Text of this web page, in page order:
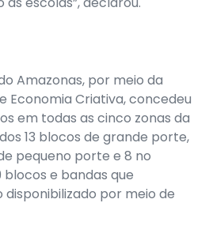
Amazonas, por meio da
Economia Criativa, concedeu
em todas as cinco zonas da
13 blocos de grande porte,
pequeno porte e 8 no
e bandas que
por meio de